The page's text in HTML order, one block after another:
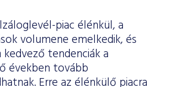
piac élénkül, a
volumene emelkedik, és
kedvező tendenciák a
években tovább
Erre az élénkülő piacra